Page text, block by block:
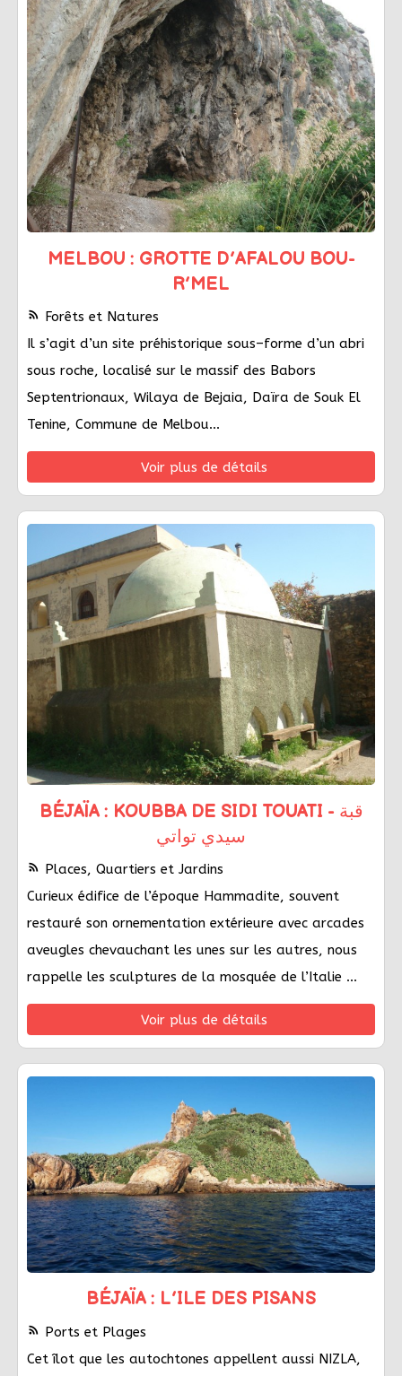
MELBOU : GROTTE D’AFALOU BOU-
R’MEL
rss_feed Forêts et Natures
Il s’agit d’un site préhistorique sous–forme d’un abri
sous roche, localisé sur le massif des Babors
Septentrionaux, Wilaya de Bejaia, Daïra de Souk El
Tenine, Commune de Melbou...
Voir plus de détails
BÉJAÏA : KOUBBA DE SIDI TOUATI - قبة
سيدي تواتي
rss_feed Places, Quartiers et Jardins
Curieux édifice de l’époque Hammadite, souvent
restauré son ornementation extérieure avec arcades
aveugles chevauchant les unes sur les autres, nous
rappelle les sculptures de la mosquée de l’Italie ...
Voir plus de détails
BÉJAÏA : L’ILE DES PISANS
rss_feed Ports et Plages
Cet îlot que les autochtones appellent aussi NIZLA,